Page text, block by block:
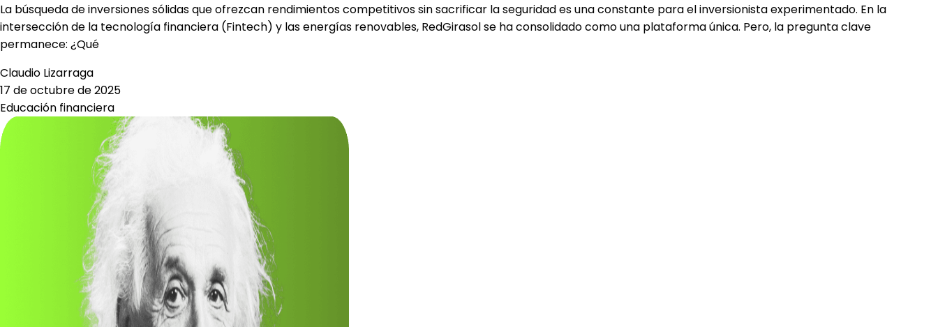
La búsqueda de inversiones sólidas que ofrezcan rendimientos competitivos sin sacrificar la seguridad es una constante para el inversionista experimentado. En la
intersección de la tecnología financiera (Fintech) y las energías renovables, RedGirasol se ha consolidado como una plataforma única. Pero, la pregunta clave
permanece: ¿Qué
Claudio Lizarraga
17 de octubre de 2025
Educación financiera